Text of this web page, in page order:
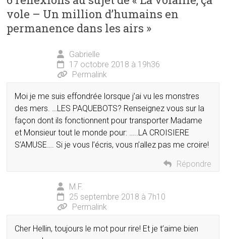
vole – Un million d’humains en
permanence dans les airs »
Gabrielle
17 octobre 2018 à 19h36
Permalink
Moi je me suis effondrée lorsque j’ai vu les monstres
des mers. …LES PAQUEBOTS? Renseignez vous sur la
façon dont ils fonctionnent pour transporter Madame
et Monsieur tout le monde pour: …..LA CROISIERE
S’AMUSE…. Si je vous l’écris, vous n’allez pas me croire!
Répondre
M.F.
25 septembre 2018 à 7h10
Permalink
Cher Hellin, toujours le mot pour rire! Et je t’aime bien